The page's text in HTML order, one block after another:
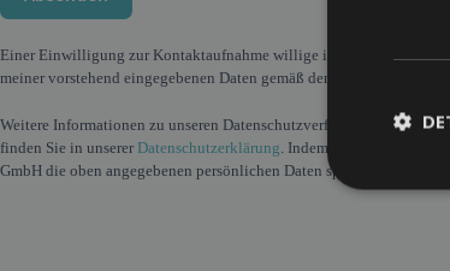
Einer Einwilligung zur Kontaktaufnahme willige ich ein. Hiermit
meiner vorstehend eingegebenen Daten gemäß den
Weitere Informationen zu unseren Datenschutzverfahren und dazu,
finden Sie in unserer Datenschutzerklärung . Indem Sie unten auf
GmbH die oben angegebenen persönlichen Daten speichert und für